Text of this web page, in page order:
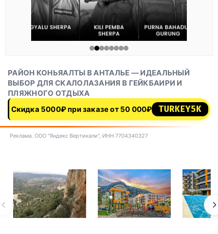
РАЙОН КОНЬЯАЛТЫ В АНТАЛЬЕ — ИДЕАЛЬНЫЙ
ВЫБОР ДЛЯ СКАЛОЛАЗАНИЯ В ГЕЙКБАИРИ И
ПЛЯЖНОГО ОТДЫХА
Скидка 5000₽ при заказе от 50 000₽
TURKEY5K
Реклама. ООО "Яндекс Вертикали", ИНН 7704340327